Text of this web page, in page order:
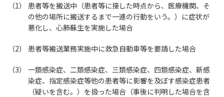
患者等を搬送中（患者等に接した時点から、医療機関、そ
の他の場所に搬送するまで一連の行動をいう。）に症状が
悪化し、心肺蘇生を実施した場合
患者等搬送業務実施中に救急自動車等を要請した場合
一類感染症、二類感染症、三類感染症、四類感染症、新感
染症、指定感染症等他の患者等に影響を及ぼす感染症患者
（疑いを含む。）を扱った場合（事後に判明した場合を含